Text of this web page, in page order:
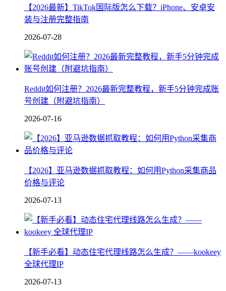
【2026最新】TikTok国际版怎么下载？iPhone、安卓安
装与注册完整指南
2026-07-28
Reddit如何注册？2026最新完整教程，新手5分钟完成账
号创建（附避坑指南）
2026-07-16
【2026】亚马逊数据抓取教程：如何用Python采集商品
价格与评论
2026-07-13
【新手必看】动态住宅代理线路怎么生成？——kookeey
全球代理IP
2026-07-13